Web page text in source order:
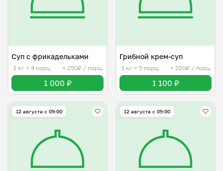
Суп с фрикадельками
1 кг ≈ 4 порц. ≈ 250₽ / порц.
1 000 ₽
Грибной крем-суп
1 кг ≈ 5 порц. ≈ 220₽ / порц.
1 100 ₽
12 августа с 09:00 12 августа с 09:00